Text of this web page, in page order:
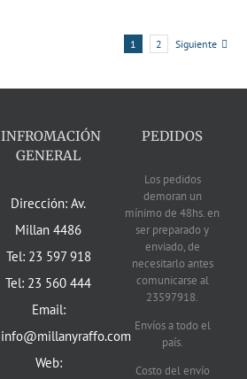
1 2 Siguiente
INFROMACIÓN
GENERAL
Dirección: Av.
Millan 4486
Tel: 23 597 918
Tel: 23 560 444
Email:
info@millanyraffo.com
Web:
PEDIDOS
Los pedidos
demoran un
mínimo de 48hs. en
ser preparado y
enviado, de
necesitarlo antes
comunicarse al
23597918.
Envíos a todo el
país.
Costo del envío